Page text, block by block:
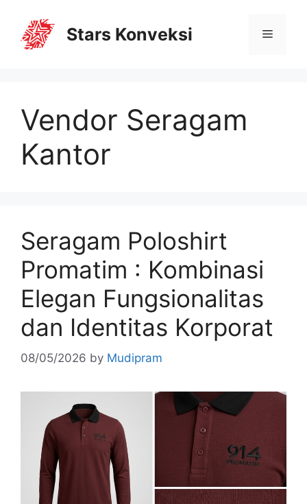
Stars Konveksi
Vendor Seragam
Kantor
Seragam Poloshirt
Promatim : Kombinasi
Elegan Fungsionalitas
dan Identitas Korporat
08/05/2026 by Mudipram